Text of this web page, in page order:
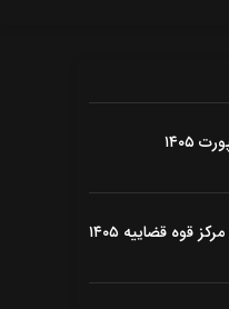
قوه قضاییه ۱۴۰۵